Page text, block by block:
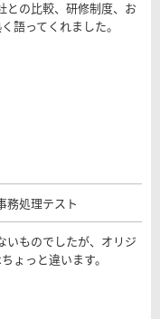
との比較、研修制度、お
語ってくれました。
務処理テスト
いものでしたが、オリジ
ょっと違います。